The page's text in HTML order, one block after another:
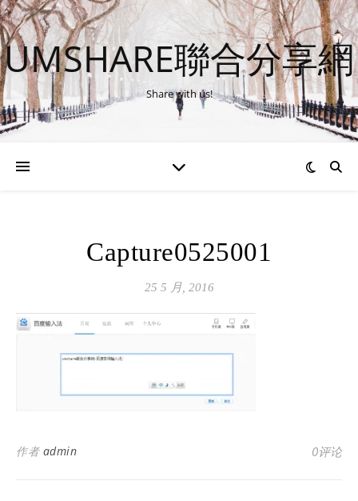
UMSHARE聯合分享網
Share with us!
Capture0525001
25 5 月, 2016
作者 admin 0评论